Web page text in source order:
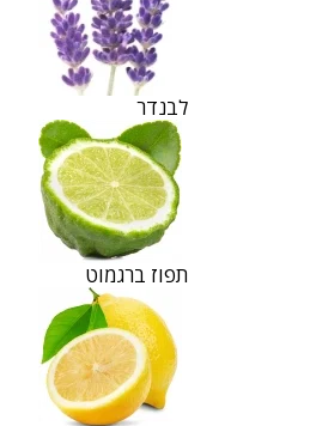
לבנדר
תפוז ברגמוט